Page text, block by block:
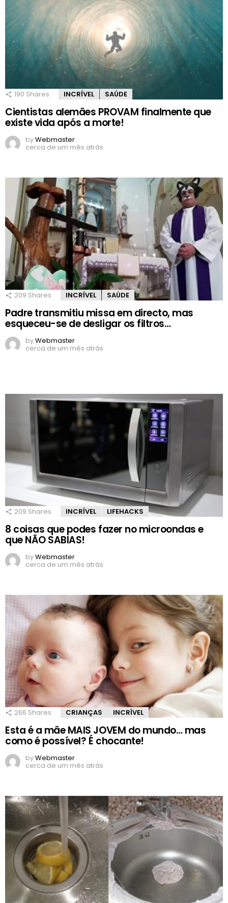
190 Shares INCRÍVEL SAÚDE
Cientistas alemães PROVAM finalmente que
existe vida após a morte!
byWebmaster
cerca de um mês atrás
209 Shares INCRÍVEL SAÚDE
Padre transmitiu missa em directo, mas
esqueceu-se de desligar os filtros…
byWebmaster
cerca de um mês atrás
209 Shares INCRÍVEL LIFEHACKS
8 coisas que podes fazer no microondas e
que NÃO SABIAS!
byWebmaster
cerca de um mês atrás
266 Shares CRIANÇAS INCRÍVEL
Esta é a mãe MAIS JOVEM do mundo… mas
como é possível? É chocante!
byWebmaster
cerca de um mês atrás